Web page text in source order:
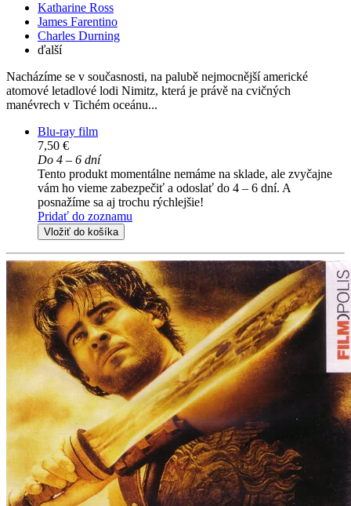
Katharine Ross
James Farentino
Charles Durning
ďalší
Nacházíme se v současnosti, na palubě nejmocnější americké
atomové letadlové lodi Nimitz, která je právě na cvičných
manévrech v Tichém oceánu...
Blu-ray film
7,50 €
Do 4 – 6 dní
Tento produkt momentálne nemáme na sklade, ale zvyčajne
vám ho vieme zabezpečiť a odoslať do 4 – 6 dní. A
posnažíme sa aj trochu rýchlejšie!
Pridať do zoznamu
Vložiť do košíka